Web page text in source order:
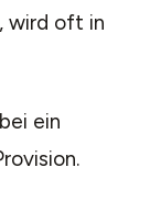
wird oft in
ein